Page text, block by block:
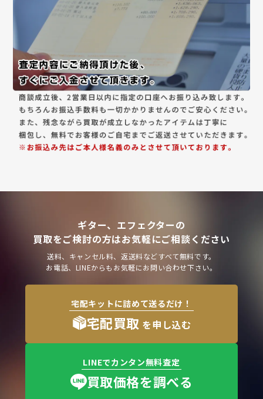
ギター、エフェクターの
買取をご検討の方はお気軽にご相談ください
送料、キャンセル料、返送料などすべて無料です。
お電話、LINEからもお気軽にお問い合わせ下さい。
宅配キットに詰めて送るだけ！
宅配買取 を申し込む
LINEでカンタン無料査定
買取価格を調べる